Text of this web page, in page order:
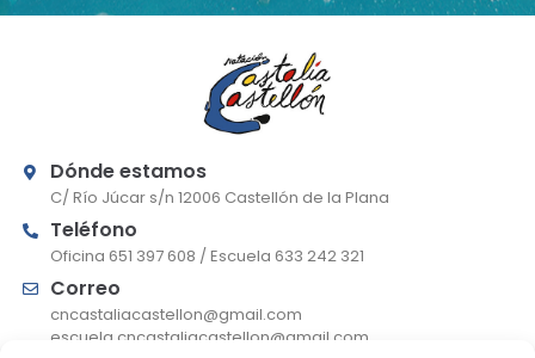
Dónde estamos
C/ Río Júcar s/n 12006 Castellón de la Plana
Teléfono
Oficina 651 397 608 / Escuela 633 242 321
Correo
cncastaliacastellon@gmail.com
escuela.cncastaliacastellon@gmail.com